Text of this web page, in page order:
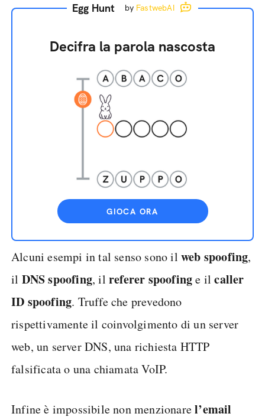
Egg Hunt by FastwebAI
Decifra la parola nascosta
GIOCA ORA
Alcuni esempi in tal senso sono il web spoofing,
il DNS spoofing, ilreferer spoofinge ilcaller
ID spoofing. Truffe che prevedono
rispettivamente il coinvolgimento di un server
web, un server DNS, una richiesta HTTP
falsificata o una chiamata VoIP.
Infine è impossibile non menzionarel’email